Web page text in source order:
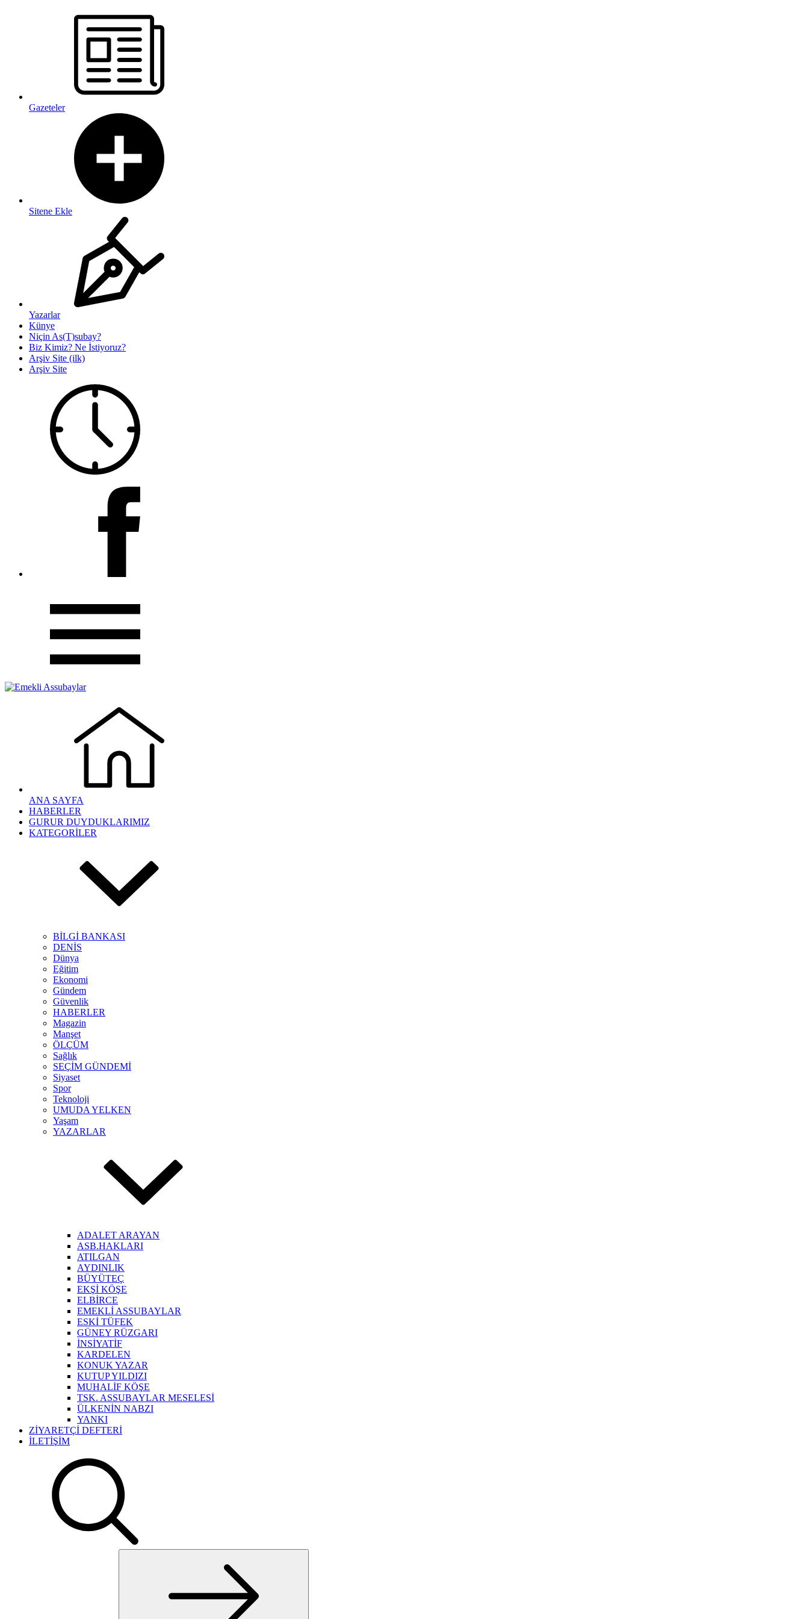
Gazeteler
Sitene Ekle
Yazarlar
Künye
Niçin As(T)subay?
Biz Kimiz? Ne İstiyoruz?
Arşiv Site (ilk)
Arşiv Site
ANA SAYFA
HABERLER
GURUR DUYDUKLARIMIZ
KATEGORİLER
BİLGİ BANKASI
DENİS
Dünya
Eğitim
Ekonomi
Gündem
Güvenlik
HABERLER
Magazin
Manşet
ÖLÇÜM
Sağlık
SEÇİM GÜNDEMİ
Siyaset
Spor
Teknoloji
UMUDA YELKEN
Yaşam
YAZARLAR
ADALET ARAYAN
ASB.HAKLARI
ATILGAN
AYDINLIK
BÜYÜTEÇ
EKŞİ KÖŞE
ELBİRCE
EMEKLİ ASSUBAYLAR
ESKİ TÜFEK
GÜNEY RÜZGARI
İNSİYATİF
KARDELEN
KONUK YAZAR
KUTUP YILDIZI
MUHALİF KÖŞE
TSK. ASSUBAYLAR MESELESİ
ÜLKENİN NABZI
YANKI
ZİYARETÇİ DEFTERİ
İLETİŞİM